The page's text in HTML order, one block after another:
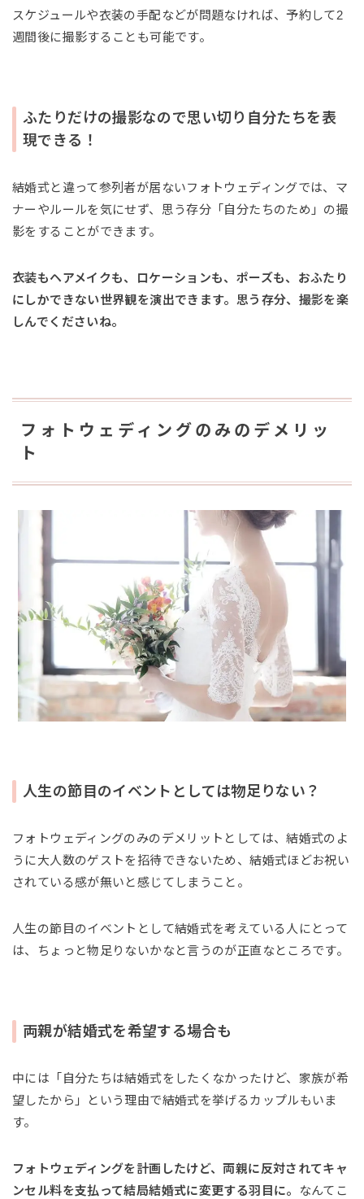
スケジュールや衣装の手配などが問題なければ、予約して2
週間後に撮影することも可能です。
ふたりだけの撮影なので思い切り自分たちを表
現できる！
結婚式と違って参列者が居ないフォトウェディングでは、マ
ナーやルールを気にせず、思う存分「自分たちのため」の撮
影をすることができます。
衣装もヘアメイクも、ロケーションも、ポーズも、おふたり
にしかできない世界観を演出できます。思う存分、撮影を楽
しんでくださいね。
フォトウェディングのみのデメリッ
ト
人生の節目のイベントとしては物足りない？
フォトウェディングのみのデメリットとしては、結婚式のよ
うに大人数のゲストを招待できないため、結婚式ほどお祝い
されている感が無いと感じてしまうこと。
人生の節目のイベントとして結婚式を考えている人にとって
は、ちょっと物足りないかなと言うのが正直なところです。
両親が結婚式を希望する場合も
中には「自分たちは結婚式をしたくなかったけど、家族が希
望したから」という理由で結婚式を挙げるカップルもいま
す。
フォトウェディングを計画したけど、両親に反対されてキャ
ンセル料を支払って結局結婚式に変更する羽目に。
なんてこ